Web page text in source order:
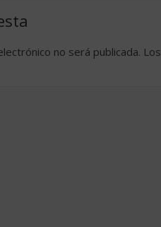
no será publicada.